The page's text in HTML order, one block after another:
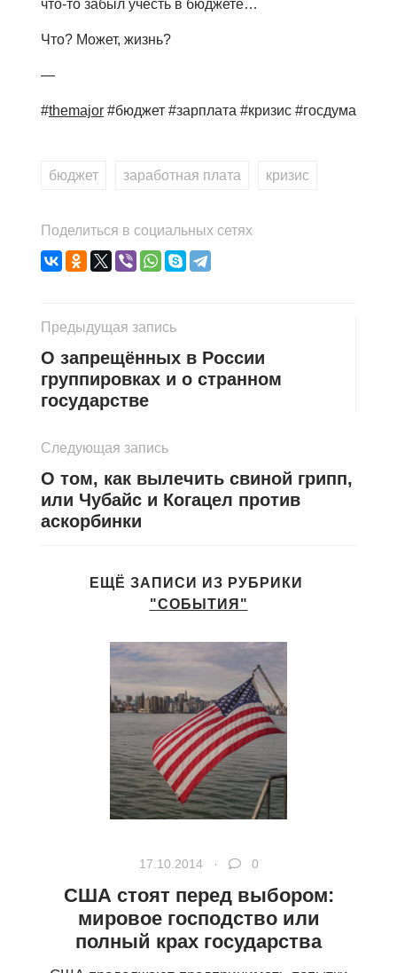
что-то забыл учесть в бюджете…
Что? Может, жизнь?
—
#themajor #бюджет #зарплата #кризис #госдума
бюджет заработная плата кризис
Поделиться в социальных сетях
Предыдущая запись
О запрещённых в России
группировках и о странном
государстве
Следующая запись
О том, как вылечить свиной грипп,
или Чубайс и Когацел против
аскорбинки
ЕЩЁ ЗАПИСИ ИЗ РУБРИКИ
"СОБЫТИЯ"
17.10.2014 · 0
США стоят перед выбором:
мировое господство или
полный крах государства